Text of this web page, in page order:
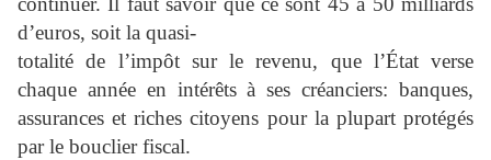
d’euros, soit la quasi-
totalité de l’impôt sur le revenu, que l’État verse
chaque année en intérêts à ses créanciers: banques,
assurances et riches citoyens pour la plupart protégés
par le bouclier fiscal.